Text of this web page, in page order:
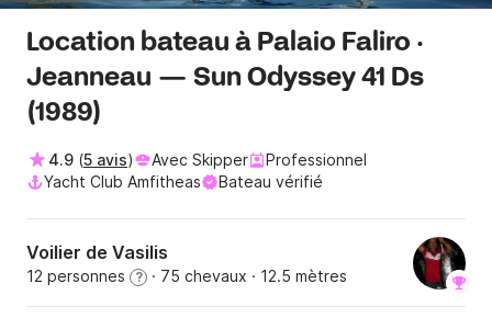
Location bateau à Palaio Faliro ·
Jeanneau — Sun Odyssey 41 Ds
(1989)
4.9 (5 avis) Avec Skipper
Professionnel
Yacht Club Amfitheas
Bateau vérifié
Voilier de Vasilis
12 personnes ? · 75 chevaux · 12.5 mètres